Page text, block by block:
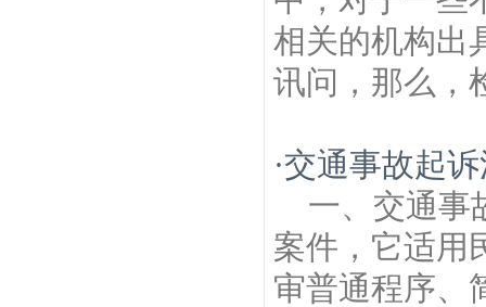
相关的机构出
讯问，那么，
·交通事故起
一、交通事
案件，它适用
审普通程序、